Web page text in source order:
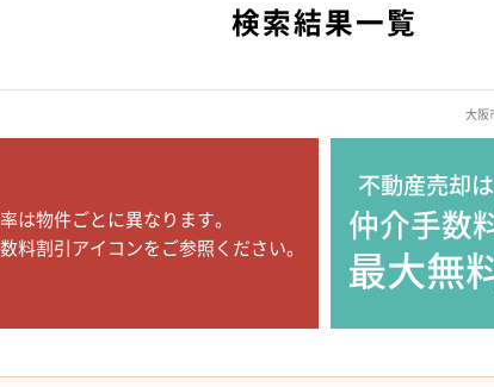
検索結果一覧
大阪
は物件ごとに異なります。
料割引アイコンをご参照ください。
不動産売却は
仲介手数
最大無